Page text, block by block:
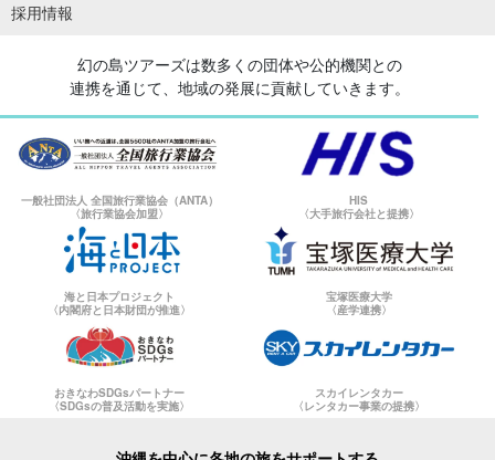
採用情報
幻の島ツアーズは数多くの団体や公的機関との
連携を通じて、地域の発展に貢献していきます。
一般社団法人 全国旅行業協会（ANTA）
〈旅行業協会加盟〉
HIS
〈大手旅行会社と提携〉
海と日本プロジェクト
〈内閣府と日本財団が推進〉
宝塚医療大学
〈産学連携〉
おきなわSDGsパートナー
〈SDGsの普及活動を実施〉
スカイレンタカー
〈レンタカー事業の提携〉